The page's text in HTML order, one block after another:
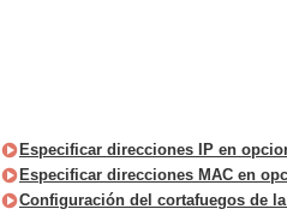
Especificar direcciones IP en
Especificar direcciones MAC en
Configuración del cortafuegos de